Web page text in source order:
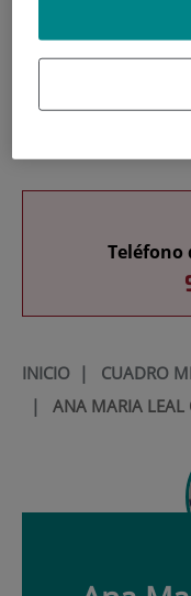
Teléfono
INICIO| CUADRO
| ANA MARIA LEAL